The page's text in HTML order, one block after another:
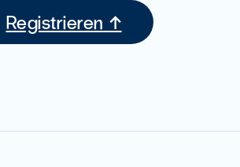
Registrieren ↑